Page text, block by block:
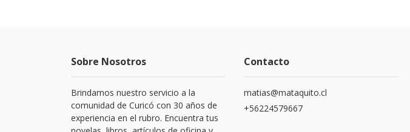
Sobre Nosotros
Brindamos nuestro servicio a la
comunidad de Curicó con 30 años de
experiencia en el rubro. Encuentra tus
Contacto
matias@mataquito.cl
+56224579667